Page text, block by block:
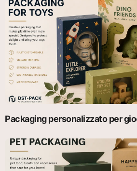
Packaging personalizzato per